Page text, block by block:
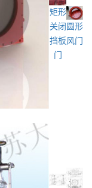
矩形
关闭
挡板
门
圆形
风门